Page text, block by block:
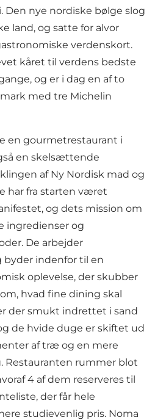
Den nye nordiske bølge slog
land, og satte for alvor
verdenskort.
kåret til verdens bedste
og er i dag en af to
med tre Michelin
en gourmetrestaurant i
en skelsættende
af Ny Nordisk mad og
har fra starten været
og dets mission om
ingredienser og
De arbejder
byder indenfor til en
oplevelse, der skubber
hvad fine dining skal
der smukt indrettet i sand
de hvide duge er skiftet ud
af træ og en mere
Restauranten rummer blot
4 af dem reserveres til
der får hele
studievenlig pris. Noma